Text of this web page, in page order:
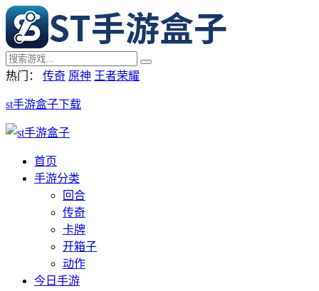
热门： 传奇 原神 王者荣耀
st手游盒子下载
首页
手游分类
回合
传奇
卡牌
开箱子
动作
今日手游